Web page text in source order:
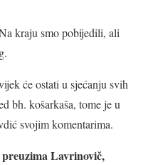
kraju smo pobijedili, ali
će ostati u sjećanju svih
bh. košarkaša, tome je u
svojim komentarima.
Lavrinovič,